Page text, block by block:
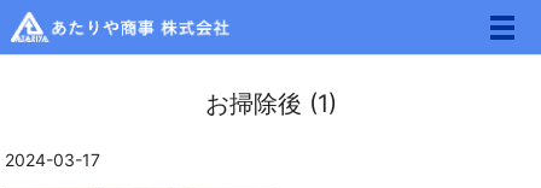
メ
お掃除後 (1)
2024-03-17